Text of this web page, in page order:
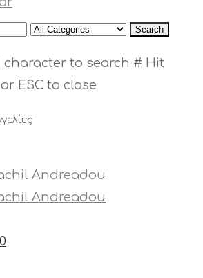
Search
character to search # Hit
ESC to close